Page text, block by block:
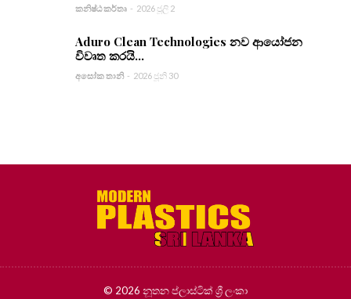
කනිෂ්ඨ කර්තෘ - 2026 ජූලි 2
Aduro Clean Technologies නව ආයෝජන
විවෘත කරයි...
අසෝක තානි - 2026 ජූනි 30
© 2026 නූතන ප්ලාස්ටික් ශ්‍රී ලංකා